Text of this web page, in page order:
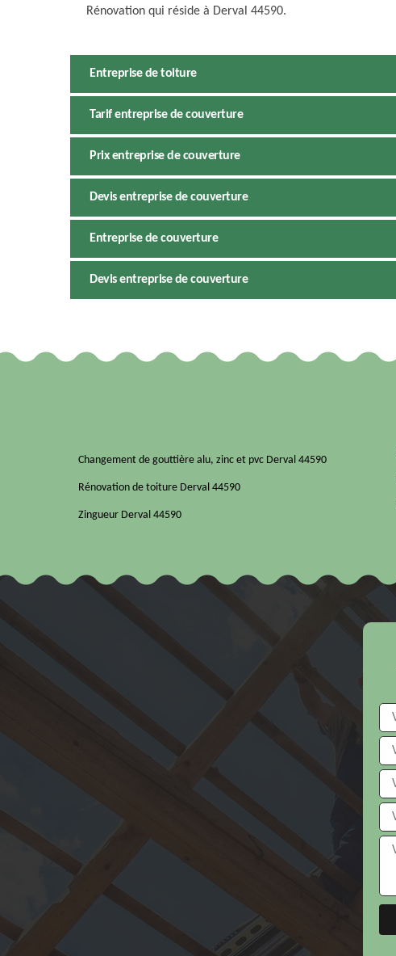
Rénovation qui réside à Derval 44590.
Entreprise de toiture
Tarif entreprise de couverture
Prix entreprise de couverture
Devis entreprise de couverture
Entreprise de couverture
Devis entreprise de couverture
Changement de gouttière alu, zinc et pvc Derval 44590
Rénovation de toiture Derval 44590
Zingueur Derval 44590